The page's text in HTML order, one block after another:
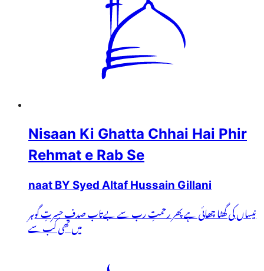
Nisaan Ki Ghatta Chhai Hai Phir
Rehmat e Rab Se
naat BY Syed Altaf Hussain Gillani
نیساں کی گھٹا چھائی ہے پھر رحمتِ رب سے بےتاب صدف حسرتِ گوہر
میں تھی کب سے